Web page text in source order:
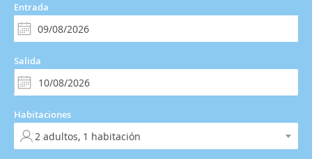
Entrada
Salida
Habitaciones